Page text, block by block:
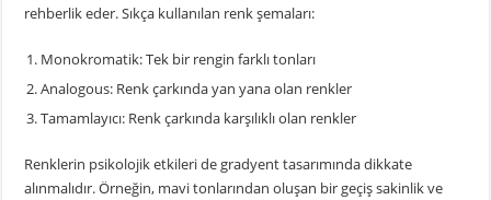
rehberlik eder. Sıkça kullanılan renk şemaları:
Monokromatik: Tek bir rengin farklı tonları
Analogous: Renk çarkında yan yana olan renkler
Tamamlayıcı: Renk çarkında karşılıklı olan renkler
Renklerin psikolojik etkileri de gradyent tasarımında dikkate
alınmalıdır. Örneğin, mavi tonlarından oluşan bir geçiş sakinlik ve